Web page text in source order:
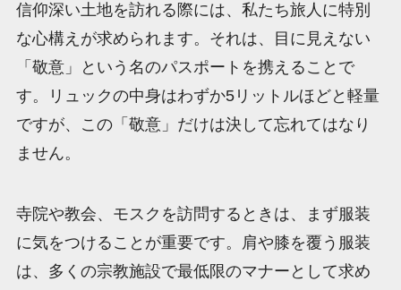
信仰深い土地を訪れる際には、私たち旅人に特別
な心構えが求められます。それは、目に見えない
「敬意」という名のパスポートを携えることで
す。リュックの中身はわずか5リットルほどと軽量
ですが、この「敬意」だけは決して忘れてはなり
ません。
寺院や教会、モスクを訪問するときは、まず服装
に気をつけることが重要です。肩や膝を覆う服装
は、多くの宗教施設で最低限のマナーとして求め